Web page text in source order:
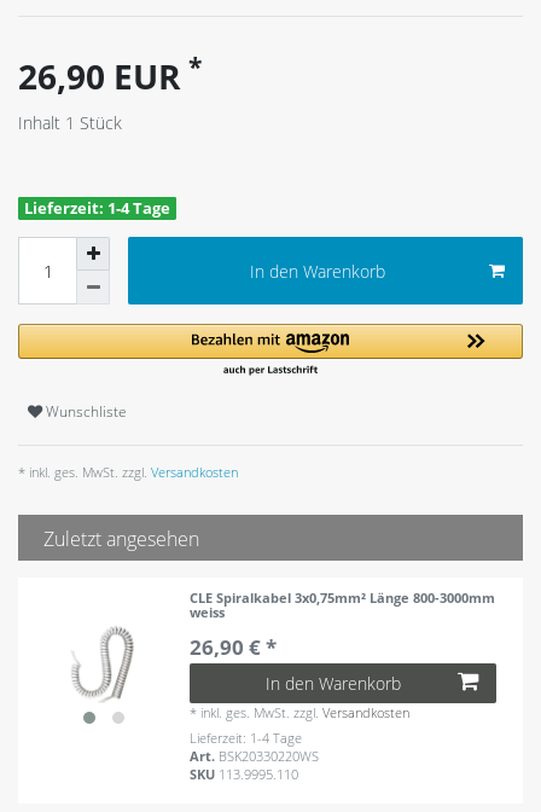
26,90 EUR *
Inhalt 1 Stück
Lieferzeit: 1-4 Tage
In den Warenkorb
Wunschliste
* inkl. ges. MwSt. zzgl. Versandkosten
Zuletzt angesehen
CLE Spiralkabel 3x0,75mm² Länge 800-3000mm
weiss
26,90 € *
In den Warenkorb
* inkl. ges. MwSt. zzgl.Versandkosten
Lieferzeit: 1-4 Tage
Art. BSK20330220WS
SKU 113.9995.110